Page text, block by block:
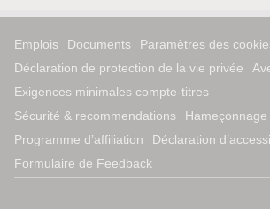
Emplois Documents
Paramètres des
Déclaration de protection de la vie privée
Exigences minimales compte-titres
Sécurité & recommendations
Hameçonnage
Programme d’affiliation
Déclaration
Formulaire de Feedback